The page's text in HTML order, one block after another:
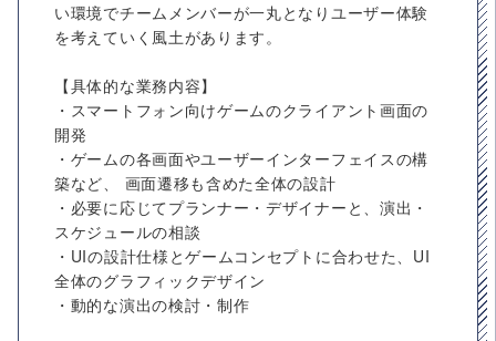
い環境でチームメンバーが一丸となりユーザー体験
を考えていく風土があります。
【具体的な業務内容】
・スマートフォン向けゲームのクライアント画面の
開発
・ゲームの各画面やユーザーインターフェイスの構
築など、 画面遷移も含めた全体の設計
・必要に応じてプランナー・デザイナーと、演出・
スケジュールの相談
・UIの設計仕様とゲームコンセプトに合わせた、UI
全体のグラフィックデザイン
・動的な演出の検討・制作